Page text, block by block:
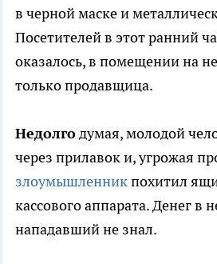
в черной маске и
Посетителей в этот ранний
оказалось, в помещении на
только продавщица.
Недолгодумая, молодой
через прилавок и, угрожая
злоумышленникпохитил
кассового аппарата. Денег в
нападавший не знал.